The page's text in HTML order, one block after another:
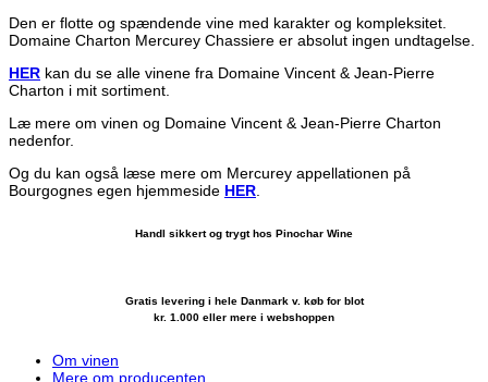
Den er flotte og spændende vine med karakter og kompleksitet.
Domaine Charton Mercurey Chassiere er absolut ingen undtagelse.
HER kan du se alle vinene fra Domaine Vincent & Jean-Pierre
Charton i mit sortiment.
Læ mere om vinen og Domaine Vincent & Jean-Pierre Charton
nedenfor.
Og du kan også læse mere om Mercurey appellationen på
Bourgognes egen hjemmeside HER
Handl sikkert og trygt hos Pinochar Wine
Gratis levering i hele Danmark v. køb for blot
kr. 1.000 eller mere i webshoppen
Om vinen
Mere om producenten